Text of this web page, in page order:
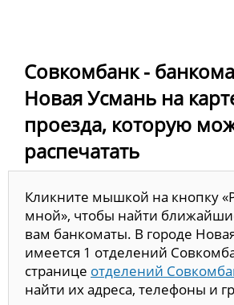
Совкомбанк -
Новая Усмань на
проезда, которую
распечатать
Кликните мышкой на кнопку
мной», чтобы найти
вам банкоматы. В городе
имеется 1 отделений
странице отделений
найти их адреса, телефоны и